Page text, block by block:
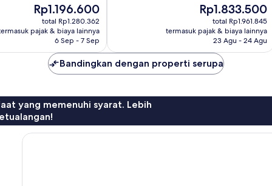
Harga
sekarang
Rp1.196.600
Rp1.196.600
total Rp1.280.362
pajak & biaya lainnya
6 Sep - 7 Sep
Harga
sekarang
Rp1.833.500
Rp1.833.500
total Rp1.961.845
termasuk pajak & biaya lainnya
23 Agu - 24 Agu
Bandingkan dengan properti serupa
yang memenuhi syarat. Lebih